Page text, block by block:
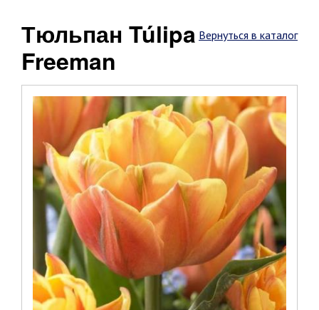
Вернуться в каталог
Тюльпан Túlipa
Freeman